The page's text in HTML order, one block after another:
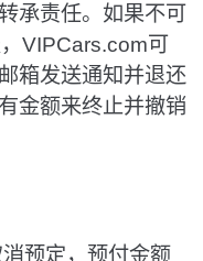
承责任。如果不可
VIPCars.com可
箱发送通知并退还
金额来终止并撤销
预定，预付金额